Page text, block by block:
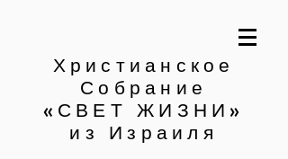
Христианское
Собрание
«СВЕТ ЖИЗНИ»
из Израиля